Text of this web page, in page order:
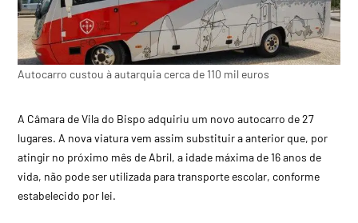
Autocarro custou à autarquia cerca de 110 mil euros
A Câmara de Vila do Bispo adquiriu um novo autocarro de 27
lugares. A nova viatura vem assim substituir a anterior que, por
atingir no próximo mês de Abril, a idade máxima de 16 anos de
vida, não pode ser utilizada para transporte escolar, conforme
estabelecido por lei.